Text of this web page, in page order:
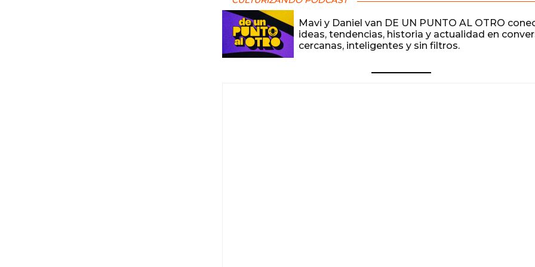
Mavi y Daniel van DE UN PUNTO AL OTRO
ideas, tendencias, historia y actualidad en
cercanas, inteligentes y sin filtros.